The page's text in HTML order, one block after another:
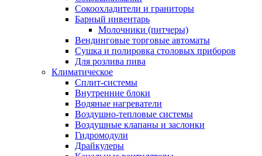
Сокоохладители и граниторы
Барный инвентарь
Молочники (питчеры)
Вендинговые торговые автоматы
Сушка и полировка столовых приборов
Для розлива пива
Климатическое
Сплит-системы
Внутренние блоки
Водяные нагреватели
Воздушно-тепловые системы
Воздушные клапаны и заслонки
Гидромодули
Драйкулеры